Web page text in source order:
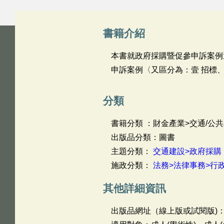
書籍介紹
本書就政府採購暨促參申訴案
申訴案例〈又區分為：壹 招標
分類
書籍分類 ：財金產業>交通/公
出版品分類：圖書
主題分類： 交通建設>政府採購
施政分類： 法務>法律事務>行
其他詳細資訊
出版品網址（線上版或試閱版)